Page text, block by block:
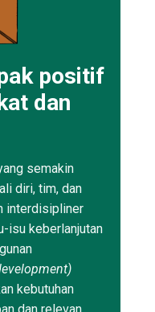
positif
dan
semakin
diri, tim, dan
interdisipliner
isu keberlanjutan
kebutuhan